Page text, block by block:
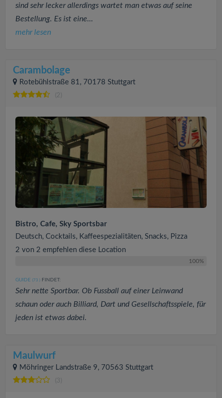
sind sehr lecker allerdings wartet man etwas auf seine
Bestellung. Es ist eine...
mehr lesen
Carambolage
Rotebühlstraße 81, 70178 Stuttgart
(2)
Bistro, Cafe, Sky Sportsbar
Deutsch, Cocktails, Kaffeespezialitäten, Snacks, Pizza
2 von 2 empfehlen diese Location
100%
GUIDE (73 ) FINDET:
Sehr nette Sportbar. Ob Fussball auf einer Leinwand
schaun oder auch Billiard, Dart und Gesellschaftsspiele, für
jeden ist etwas dabei.
Maulwurf
Möhringer Landstraße 9, 70563 Stuttgart
(3)